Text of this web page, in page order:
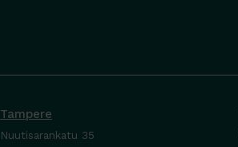
Tampere
Nuutisarankatu 35